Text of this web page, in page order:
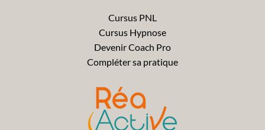
Cursus PNL
Cursus Hypnose
Devenir Coach Pro
Compléter sa pratique